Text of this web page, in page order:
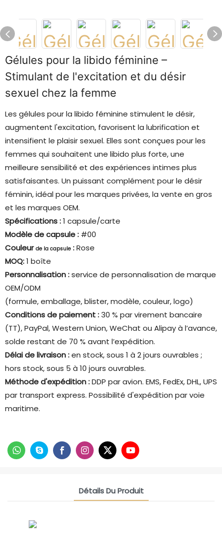
Gélules pour la libido féminine –
Stimulant de l'excitation et du désir
sexuel chez la femme
Les gélules pour la libido féminine stimulent le désir,
augmentent l'excitation, favorisent la lubrification et
intensifient le plaisir sexuel. Elles sont conçues pour les
femmes qui souhaitent une libido plus forte, une
meilleure sensibilité et des expériences intimes plus
satisfaisantes. Un puissant complément pour le désir
féminin, idéal pour les marques privées, la vente en gros
et les marques OEM.
Spécifications :1 capsule/carte
Modèle de capsule : #00
Couleur de la capsule :Rose
MOQ:1 boîte
Personnalisation :service de personnalisation de marque
OEM/ODM
(formule, emballage, blister, modèle, couleur, logo)
Conditions de paiement :30 % par virement bancaire
(TT), PayPal, Western Union, WeChat ou Alipay à l’avance,
solde restant de 70 % avant l’expédition.
Délai de livraison :en stock, sous 1 à 2 jours ouvrables ;
hors stock, sous 5 à 10 jours ouvrables.
Méthode d'expédition :DDP par avion. EMS, FedEx, DHL, UPS
par transport express. Possibilité d'expédition par voie
maritime.
Détails Du Produit